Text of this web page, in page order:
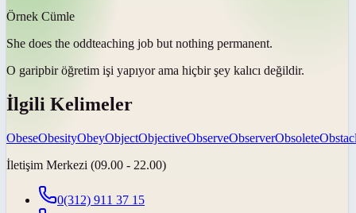
Örnek Cümle
She does the oddteaching job but nothing permanent.
O garipbir öğretim işi yapıyor ama hiçbir şey kalıcı değildir.
İlgili Kelimeler
ObeseObesityObeyObjectObjectiveObserveObserverObsolete
İletişim Merkezi (09.00 - 22.00)
0(312) 911 37 15